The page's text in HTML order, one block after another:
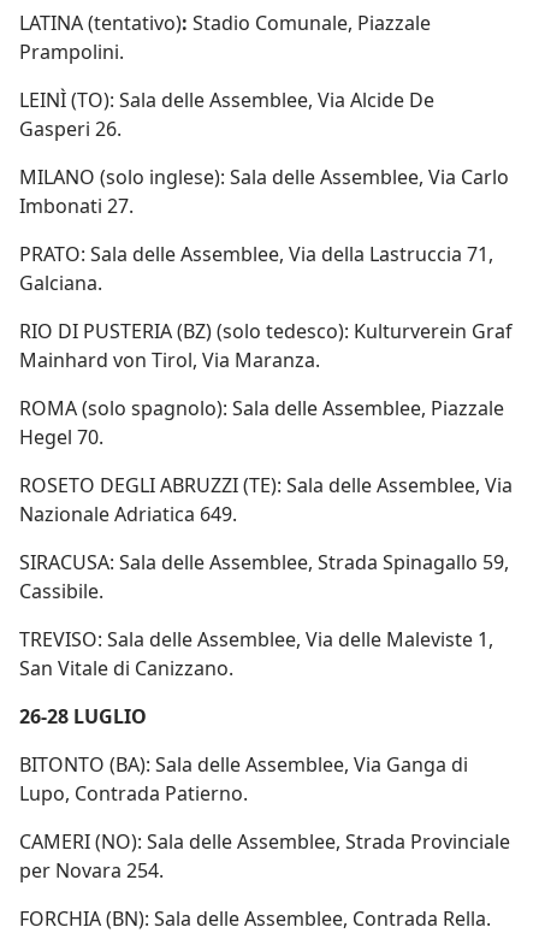
LATINA (tentativo): Stadio Comunale, Piazzale
Prampolini.
LEINÌ (TO): Sala delle Assemblee, Via Alcide De
Gasperi 26.
MILANO (solo inglese): Sala delle Assemblee, Via Carlo
Imbonati 27.
PRATO: Sala delle Assemblee, Via della Lastruccia 71,
Galciana.
RIO DI PUSTERIA (BZ) (solo tedesco): Kulturverein Graf
Mainhard von Tirol, Via Maranza.
ROMA (solo spagnolo): Sala delle Assemblee, Piazzale
Hegel 70.
ROSETO DEGLI ABRUZZI (TE): Sala delle Assemblee, Via
Nazionale Adriatica 649.
SIRACUSA: Sala delle Assemblee, Strada Spinagallo 59,
Cassibile.
TREVISO: Sala delle Assemblee, Via delle Maleviste 1,
San Vitale di Canizzano.
26-28 LUGLIO
BITONTO (BA): Sala delle Assemblee, Via Ganga di
Lupo, Contrada Patierno.
CAMERI (NO): Sala delle Assemblee, Strada Provinciale
per Novara 254.
FORCHIA (BN): Sala delle Assemblee, Contrada Rella.